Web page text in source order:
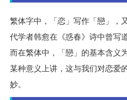
繁体字中，「恋」写作「戀」，
代学者韩愈在《惑春》诗中曾写
而在繁体中，「戀」的基本含义
某种意义上讲，这与我们对恋爱
妙。